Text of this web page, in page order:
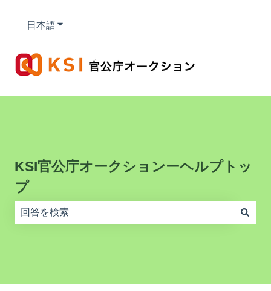
日本語翻訳のサブメニューを表示
KSI官公庁オークションーヘルプトッ
プ